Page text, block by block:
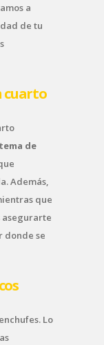
a
de tu
cuarto
de
Además,
que
asegurarte
donde se
Lo